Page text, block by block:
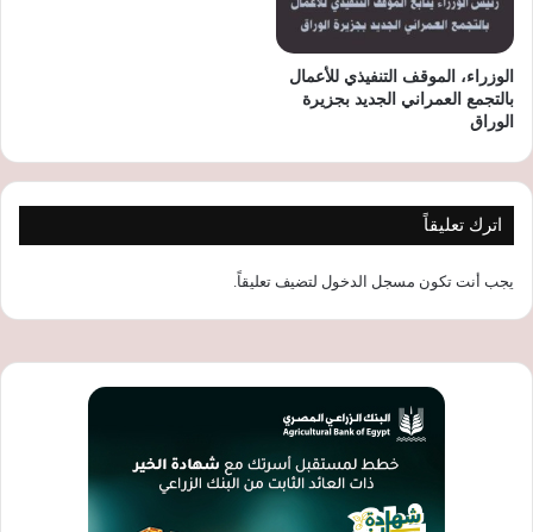
الوزراء، الموقف التنفيذي للأعمال
بالتجمع العمراني الجديد بجزيرة
الوراق
اترك تعليقاً
يجب أنت تكون مسجل الدخول لتضيف تعليقاً.